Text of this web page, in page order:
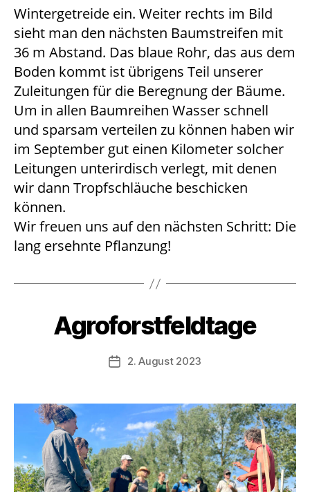
Wintergetreide ein. Weiter rechts im Bild
sieht man den nächsten Baumstreifen mit
36 m Abstand. Das blaue Rohr, das aus dem
Boden kommt ist übrigens Teil unserer
Zuleitungen für die Beregnung der Bäume.
Um in allen Baumreihen Wasser schnell
und sparsam verteilen zu können haben wir
im September gut einen Kilometer solcher
Leitungen unterirdisch verlegt, mit denen
wir dann Tropfschläuche beschicken
können.
Wir freuen uns auf den nächsten Schritt: Die
lang ersehnte Pflanzung!
Agroforstfeldtage
Beitragsdatum
2. August 2023